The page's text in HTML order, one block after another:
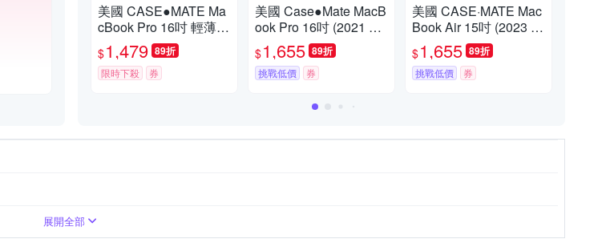
美國 CASE●MATE Ma
cBook Pro 16吋 輕薄殼
- 霧面透明
$1,479 89折
限時下殺 券
美國 Case●Mate MacB
ook Pro 16吋 (2021 M1
CPU) 輕薄殼 - 霧面透
明
$1,655 89折
挑戰低價 券
美國 CASE·MATE Mac
Book Air 15吋 (2023 M
2 CPU) 輕薄殼 - 霧面透
明
$1,655 89折
挑戰低價 券
其他材質展開全部